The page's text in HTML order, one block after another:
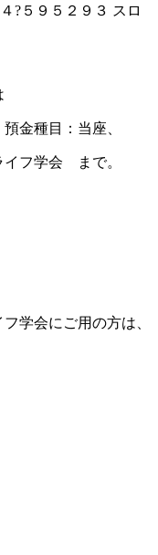
?５９５２９３ スロ
金種目：当座、
イフ学会 まで。
学会にご用の方は、